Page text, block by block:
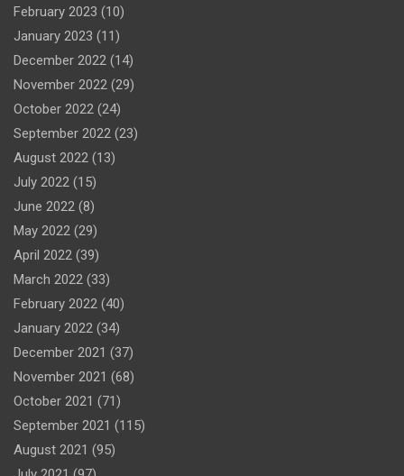
February 2023 (10)
January 2023 (11)
December 2022 (14)
November 2022 (29)
October 2022 (24)
September 2022 (23)
August 2022 (13)
July 2022 (15)
June 2022 (8)
May 2022 (29)
April 2022 (39)
March 2022 (33)
February 2022 (40)
January 2022 (34)
December 2021 (37)
November 2021 (68)
October 2021 (71)
September 2021 (115)
August 2021 (95)